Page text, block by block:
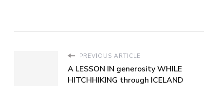
PREVIOUS ARTICLE
A LESSON IN generosity WHILE
HITCHHIKING through ICELAND